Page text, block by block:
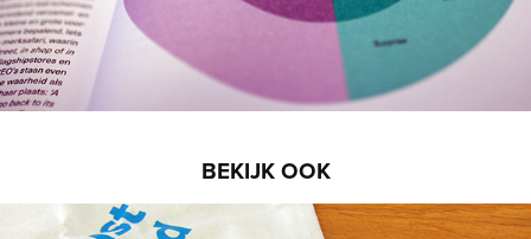
BEKIJK OOK